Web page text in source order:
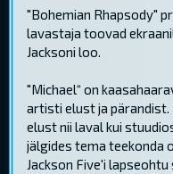
"Bohemian Rhapsody"
lavastaja toovad
Jacksoni loo.
"Michael“ on
artisti elust ja pärandist.
elust nii laval kui
jälgides tema teekonda
Jackson Five'i